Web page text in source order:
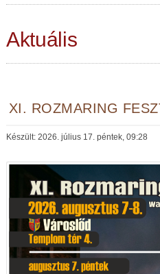
Aktuális
XI. ROZMARING
Készült: 2026. július 17. péntek, 09:28